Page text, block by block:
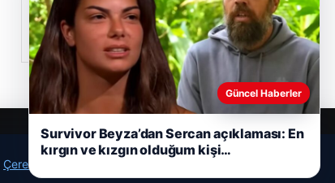
Çerez Politikamız
Güncel Haberler
Survivor Beyza’dan Sercan açıklaması: En
kırgın ve kızgın olduğum kişi…